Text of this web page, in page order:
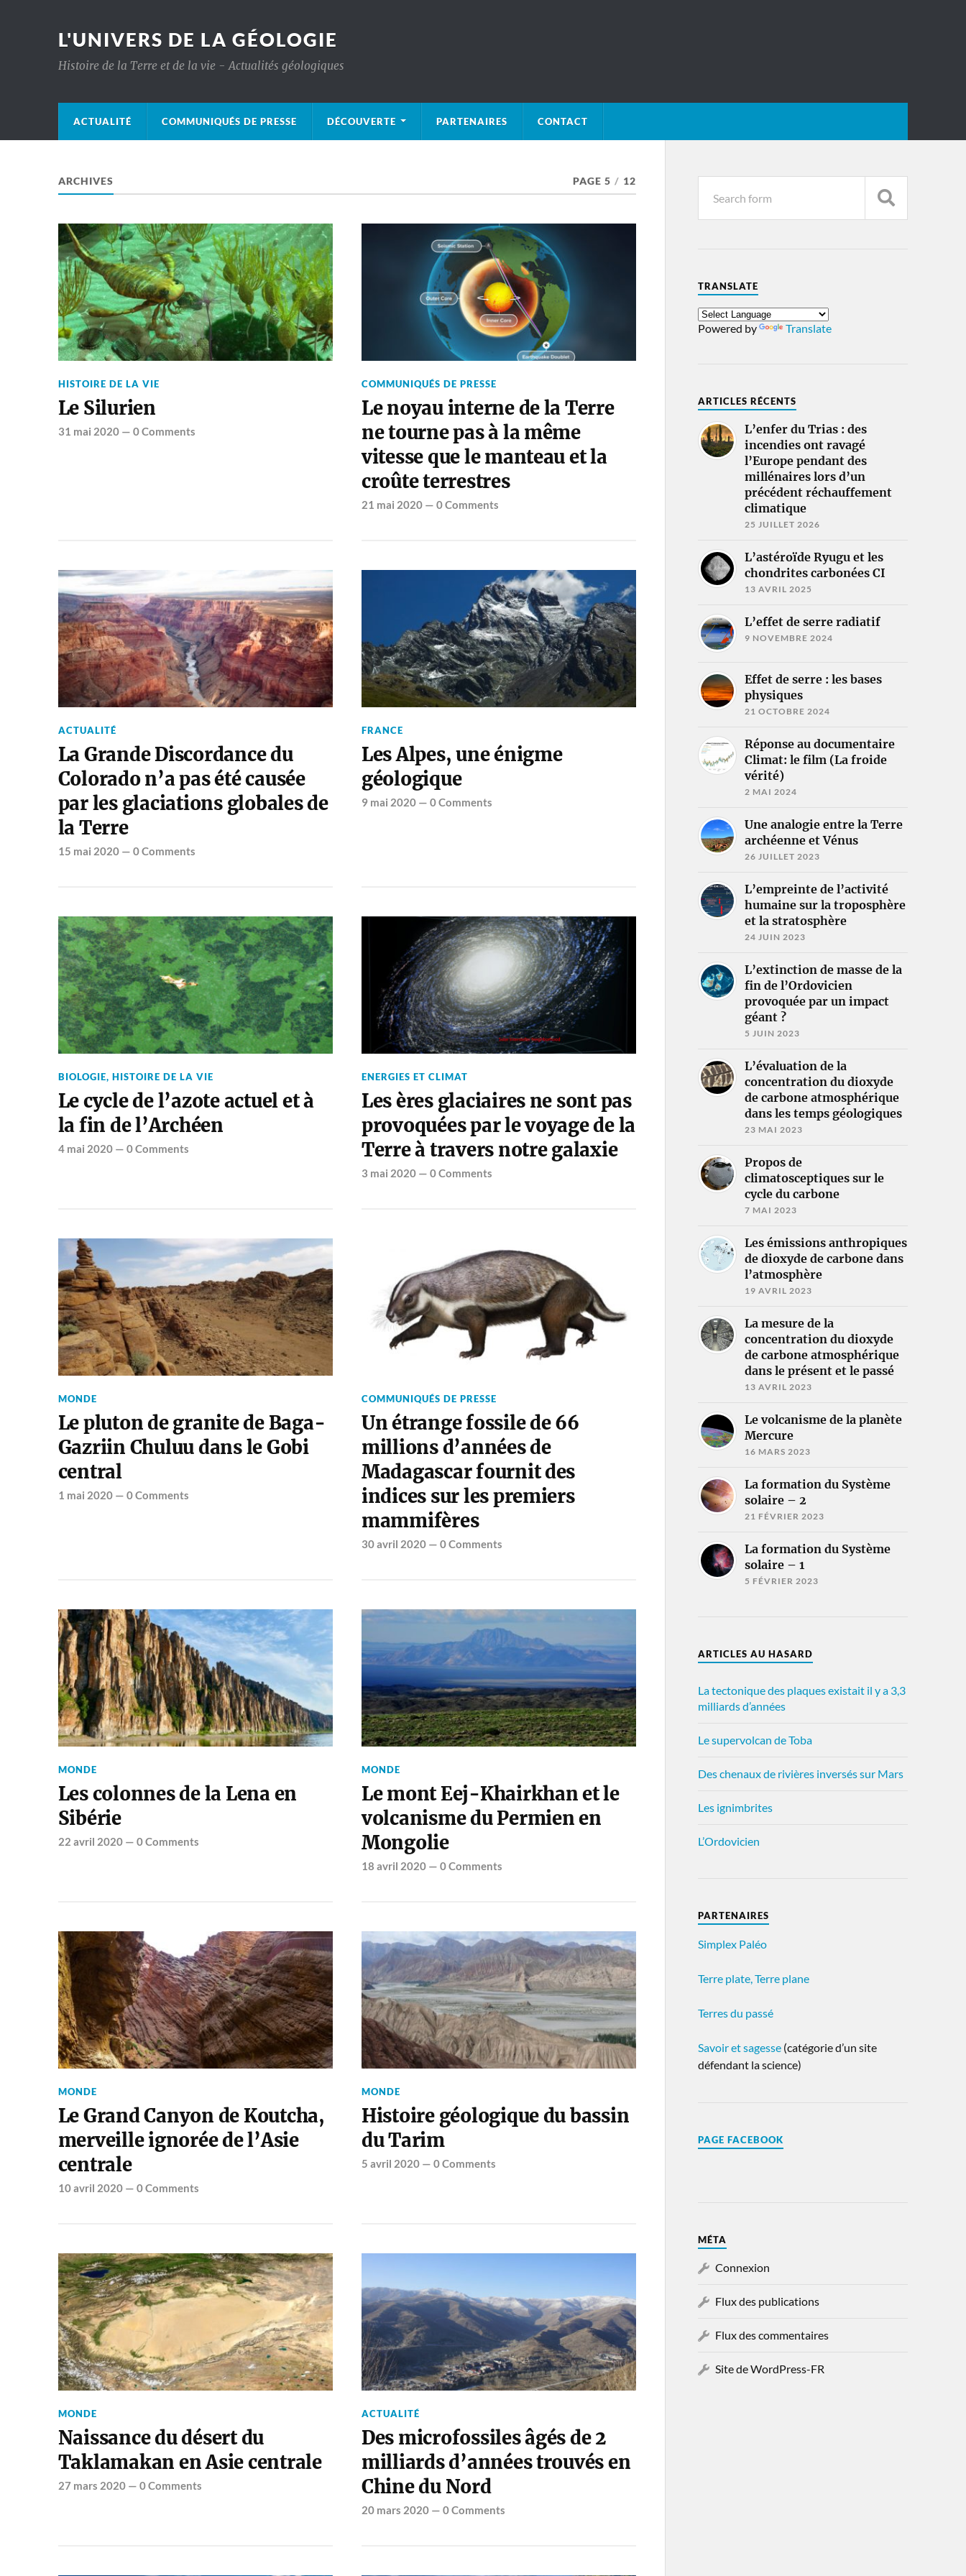
L'UNIVERS DE LA GÉOLOGIE
Histoire de la Terre et de la vie - Actualités géologiques
ACTUALITÉ COMMUNIQUÉS DE PRESSE DÉCOUVERTE PARTENAIRES CONTACT
ARCHIVES PAGE 5 / 12
HISTOIRE DE LA VIE
Le Silurien
31 mai 2020— 0 Comments
COMMUNIQUÉS DE PRESSE
Le noyau interne de la Terre
ne tourne pas à la même
vitesse que le manteau et la
croûte terrestres
21 mai 2020— 0 Comments
ACTUALITÉ
La Grande Discordance du
Colorado n’a pas été causée
par les glaciations globales de
la Terre
15 mai 2020— 0 Comments
FRANCE
Les Alpes, une énigme
géologique
9 mai 2020— 0 Comments
BIOLOGIE, HISTOIRE DE LA VIE
Le cycle de l’azote actuel et à
la fin de l’Archéen
4 mai 2020— 0 Comments
ENERGIES ET CLIMAT
Les ères glaciaires ne sont pas
provoquées par le voyage de la
Terre à travers notre galaxie
3 mai 2020— 0 Comments
MONDE
Le pluton de granite de Baga-
Gazriin Chuluu dans le Gobi
central
1 mai 2020— 0 Comments
COMMUNIQUÉS DE PRESSE
Un étrange fossile de 66
millions d’années de
Madagascar fournit des
indices sur les premiers
mammifères
30 avril 2020— 0 Comments
MONDE
Les colonnes de la Lena en
Sibérie
22 avril 2020— 0 Comments
MONDE
Le mont Eej-Khairkhan et le
volcanisme du Permien en
Mongolie
18 avril 2020— 0 Comments
MONDE
Le Grand Canyon de Koutcha,
merveille ignorée de l’Asie
centrale
10 avril 2020— 0 Comments
MONDE
Histoire géologique du bassin
du Tarim
5 avril 2020— 0 Comments
MONDE
Naissance du désert du
Taklamakan en Asie centrale
27 mars 2020— 0 Comments
ACTUALITÉ
Des microfossiles âgés de 2
milliards d’années trouvés en
Chine du Nord
20 mars 2020— 0 Comments
TRANSLATE
Powered by Translate
ARTICLES RÉCENTS
L’enfer du Trias : des
incendies ont ravagé
l’Europe pendant des
millénaires lors d’un
précédent réchauffement
climatique
25 JUILLET 2026
L’astéroïde Ryugu et les
chondrites carbonées CI
13 AVRIL 2025
L’effet de serre radiatif
9 NOVEMBRE 2024
Effet de serre : les bases
physiques
21 OCTOBRE 2024
Réponse au documentaire
Climat: le film (La froide
vérité)
2 MAI 2024
Une analogie entre la Terre
archéenne et Vénus
26 JUILLET 2023
L’empreinte de l’activité
humaine sur la troposphère
et la stratosphère
24 JUIN 2023
L’extinction de masse de la
fin de l’Ordovicien
provoquée par un impact
géant ?
5 JUIN 2023
L’évaluation de la
concentration du dioxyde
de carbone atmosphérique
dans les temps géologiques
23 MAI 2023
Propos de
climatosceptiques sur le
cycle du carbone
7 MAI 2023
Les émissions anthropiques
de dioxyde de carbone dans
l’atmosphère
19 AVRIL 2023
La mesure de la
concentration du dioxyde
de carbone atmosphérique
dans le présent et le passé
13 AVRIL 2023
Le volcanisme de la planète
Mercure
16 MARS 2023
La formation du Système
solaire – 2
21 FÉVRIER 2023
La formation du Système
solaire – 1
5 FÉVRIER 2023
ARTICLES AU HASARD
La tectonique des plaques existait il y a 3,3
milliards d’années
Le supervolcan de Toba
Des chenaux de rivières inversés sur Mars
Les ignimbrites
L’Ordovicien
PARTENAIRES
Simplex Paléo
Terre plate, Terre plane
Terres du passé
Savoir et sagesse(catégorie d’un site
défendant la science)
PAGE FACEBOOK
MÉTA
Connexion
Flux des publications
Flux des commentaires
Site de WordPress-FR